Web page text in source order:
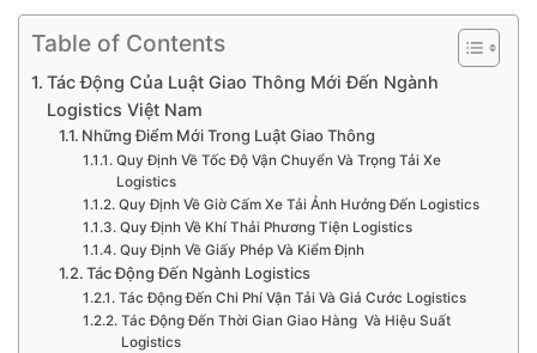
Table of Contents
Tác Động Của Luật Giao Thông Mới Đến Ngành
Logistics Việt Nam
Những Điểm Mới Trong Luật Giao Thông
Quy Định Về Tốc Độ Vận Chuyển Và Trọng Tải Xe
Logistics
Quy Định Về Giờ Cấm Xe Tải Ảnh Hưởng Đến Logistics
Quy Định Về Khí Thải Phương Tiện Logistics
Quy Định Về Giấy Phép Và Kiểm Định
Tác Động Đến Ngành Logistics
Tác Động Đến Chi Phí Vận Tải Và Giá Cước Logistics
Tác Động Đến Thời Gian Giao Hàng Và Hiệu Suất
Logistics